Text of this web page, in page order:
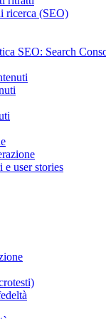
ricerca (SEO)
SEO: Search
e user stories